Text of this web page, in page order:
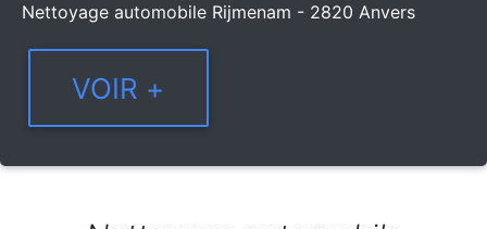
Nettoyage automobile Rijmenam - 2820 Anvers